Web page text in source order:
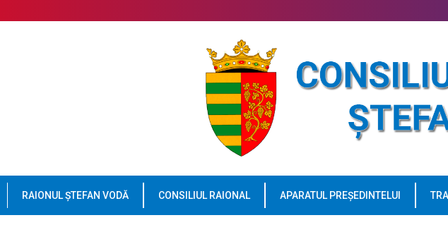
RAIONUL ȘTEFAN VODĂ CONSILIUL RAIONAL APARATUL PREȘEDINTELUI